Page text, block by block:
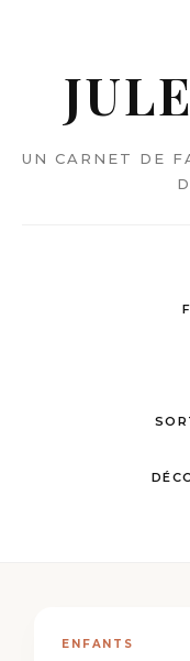
UN CARNET DE
ENFANTS